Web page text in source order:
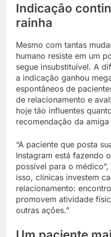
Indicação
rainha
Mesmo com tantas
humano resiste em um
segue insubstituível. A
a indicação ganhou
espontâneos de
de relacionamento e
hoje tão influentes
recomendação da
“A paciente que posta
Instagram está fazendo
possível para o
isso, clínicas investem
relacionamento:
promovem atividade
outras ações.”